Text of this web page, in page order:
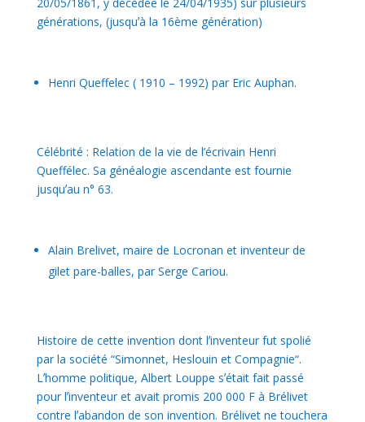
générations, (jusquʼà la 16ème génération)
Henri Queffelec ( 1910 – 1992) par Eric Auphan.
Célébrité : Relation de la vie de l’écrivain Henri
Queffélec. Sa généalogie ascendante est fournie
jusquʼau n° 63.
Alain Brelivet, maire de Locronan et inventeur de
gilet pare-balles, par Serge Cariou.
Histoire de cette invention dont lʼinventeur fut spolié
par la société “Simonnet, Heslouin et Compagnie“.
Lʼhomme politique, Albert Louppe sʼétait fait passé
pour lʼinventeur et avait promis 200 000 F à Brélivet
contre lʼabandon de son invention. Brélivet ne touchera